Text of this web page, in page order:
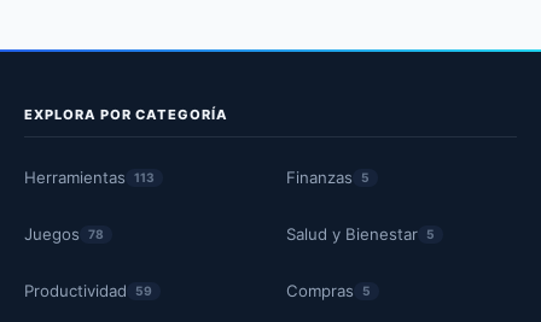
EXPLORA POR CATEGORÍA
Herramientas 113
Juegos 78
Productividad 59
Finanzas 5
Salud y Bienestar 5
Compras 5